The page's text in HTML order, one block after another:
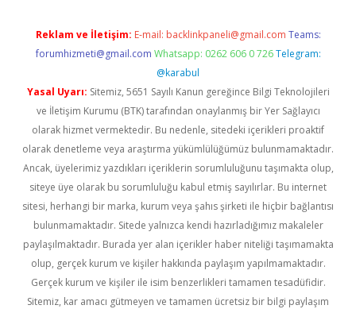
Reklam ve İletişim: E-mail: backlinkpaneli@gmail.com Teams:
forumhizmeti@gmail.com Whatsapp: 0262 606 0 726 Telegram:
@karabul
Yasal Uyarı: Sitemiz, 5651 Sayılı Kanun gereğince Bilgi Teknolojileri
ve İletişim Kurumu (BTK) tarafından onaylanmış bir Yer Sağlayıcı
olarak hizmet vermektedir. Bu nedenle, sitedeki içerikleri proaktif
olarak denetleme veya araştırma yükümlülüğümüz bulunmamaktadır.
Ancak, üyelerimiz yazdıkları içeriklerin sorumluluğunu taşımakta olup,
siteye üye olarak bu sorumluluğu kabul etmiş sayılırlar. Bu internet
sitesi, herhangi bir marka, kurum veya şahıs şirketi ile hiçbir bağlantısı
bulunmamaktadır. Sitede yalnızca kendi hazırladığımız makaleler
paylaşılmaktadır. Burada yer alan içerikler haber niteliği taşımamakta
olup, gerçek kurum ve kişiler hakkında paylaşım yapılmamaktadır.
Gerçek kurum ve kişiler ile isim benzerlikleri tamamen tesadüfidir.
Sitemiz, kar amacı gütmeyen ve tamamen ücretsiz bir bilgi paylaşım